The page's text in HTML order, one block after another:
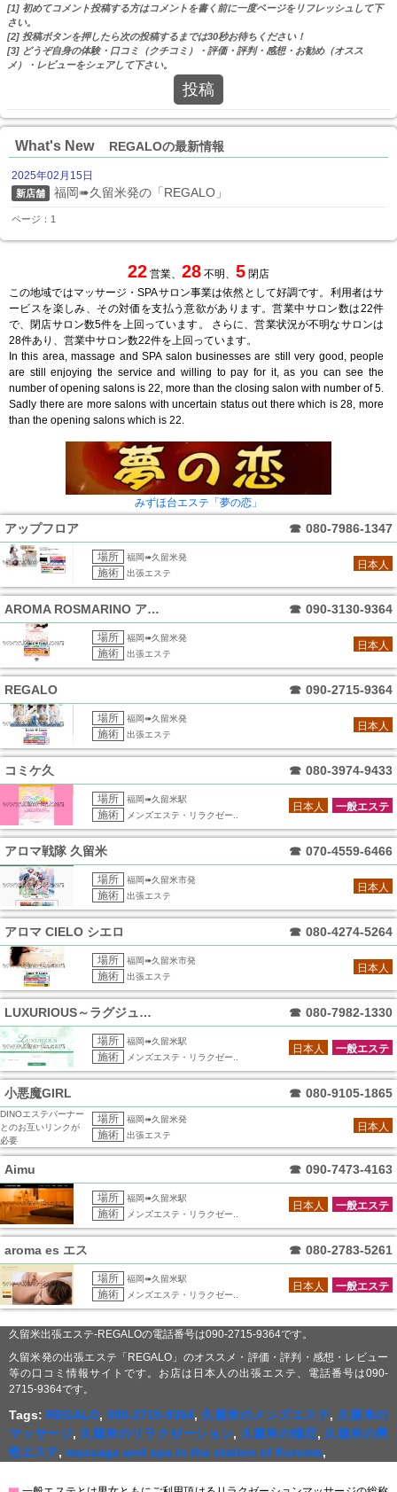
[1] 初めてコメント投稿する方はコメントを書く前に一度ページをリフレッシュして下
さい。
[2] 投稿ボタンを押したら次の投稿するまでは30秒お待ちください！
[3] どうぞ自身の体験・口コミ（クチコミ）・評価・評判・感想・お勧め（オスス
メ）・レビューをシェアして下さい。
投稿
What's New REGALOの最新情報
2025年02月15日
新店舗 福岡➠久留米発の「REGALO」
ページ：1
22 営業、 28 不明、 5 閉店
この地域ではマッサージ・SPAサロン事業は依然として好調です。利用者はサ
ービスを楽しみ、その対価を支払う意欲があります。営業中サロン数は22件
で、閉店サロン数5件を上回っています。 さらに、営業状況が不明なサロンは
28件あり、営業中サロン数22件を上回っています。
In this area, massage and SPA salon businesses are still very good, people
are still enjoying the service and willing to pay for it, as you can see the
number of opening salons is 22, more than the closing salon with number of 5.
Sadly there are more salons with uncertain status out there which is 28, more
than the opening salons which is 22.
みずほ台エステ「夢の恋」
アップフロア ☎ 080-7986-1347
場所 福岡➠久留米発
施術 出張エステ
日本人
AROMA ROSMARINO アロマ ☎ 090-3130-9364
場所 福岡➠久留米発
施術 出張エステ
日本人
REGALO ☎ 090-2715-9364
場所 福岡➠久留米発
施術 出張エステ
日本人
コミケ久 ☎ 080-3974-9433
場所 福岡➠久留米駅
施術 メンズエステ・リラクゼー..
一般エステ
日本人
アロマ戦隊 久留米 ☎ 070-4559-6466
場所 福岡➠久留米市発
施術 出張エステ
日本人
アロマ CIELO シエロ ☎ 080-4274-5264
場所 福岡➠久留米市発
施術 出張エステ
日本人
LUXURIOUS～ラグジュリアス～ ☎ 080-7982-1330
場所 福岡➠久留米駅
施術 メンズエステ・リラクゼー..
一般エステ
日本人
小悪魔GIRL ☎ 080-9105-1865
DINOエステバーナー
とのお互いリンクが
必要
場所 福岡➠久留米発
施術 出張エステ
日本人
Aimu ☎ 090-7473-4163
場所 福岡➠久留米駅
施術 メンズエステ・リラクゼー..
一般エステ
日本人
aroma es エス ☎ 080-2783-5261
場所 福岡➠久留米駅
施術 メンズエステ・リラクゼー..
一般エステ
日本人
久留米出張エステ-REGALOの電話番号は090-2715-9364です。
久留米発の出張エステ「REGALO」のオススメ・評価・評判・感想・レビュー
等の口コミ情報サイトです。お店は日本人の出張エステ、電話番号は090-
2715-9364です。
Tags: REGALO, 090-2715-9364,久留米のメンズエステ, 久留米の
マッサージ,久留米のリラクゼーション, 久留米の指圧,久留米の男
性エステ, massage and spa in the station of Kurume,